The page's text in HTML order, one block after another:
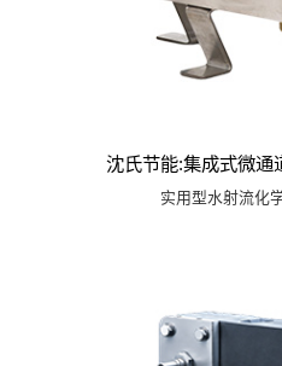
沈氏节能:集成式微通
实用型水射流化